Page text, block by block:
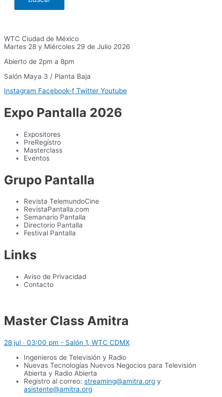
WTC Ciudad de México
Martes 28 y Miércoles 29 de Julio 2026
Abierto de 2pm a 8pm
Salón Maya 3 / Planta Baja
Instagram Facebook-f Twitter Youtube
Expo Pantalla 2026
Expositores
PreRegístro
Masterclass
Eventos
Grupo Pantalla
Revista TelemundoCine
RevistaPantalla.com
Semanario Pantalla
Directorio Pantalla
Festival Pantalla
Links
Aviso de Privacidad
Contacto
Master Class Amitra
28 jul · 03:00 pm - Salón 1, WTC CDMX
Ingenieros de Televisión y Radio
Nuevas Tecnologías Nuevos Negocios para Televisión
Abierta y Radio Abierta
Registro al correo: streaming@amitra.org y
asistente@amitra.org